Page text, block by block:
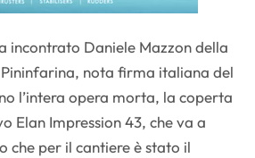
incontrato Daniele Mazzon della
nota firma italiana del
l’intera opera morta, la coperta
Elan Impression 43, che va a
che per il cantiere è stato il